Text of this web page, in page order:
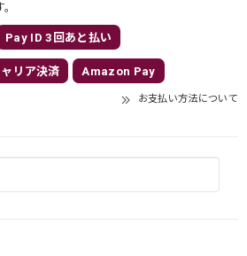
Pay ID 3回あと払い
リア決済 Amazon Pay
お支払い方法について